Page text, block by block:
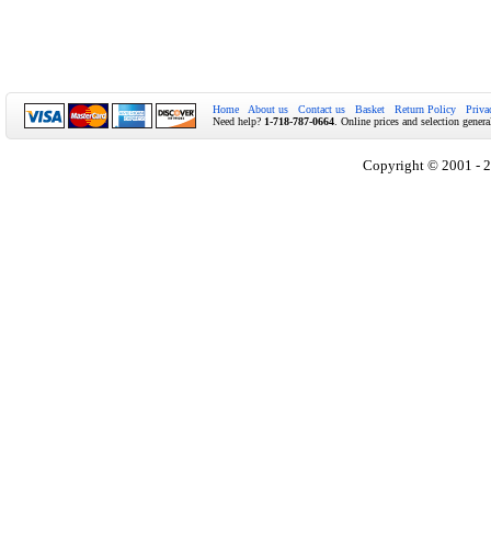
Home About us Contact us Basket Return Policy
Need help? 1-718-787-0664 . Online prices and selection
Copyright © 2001 -